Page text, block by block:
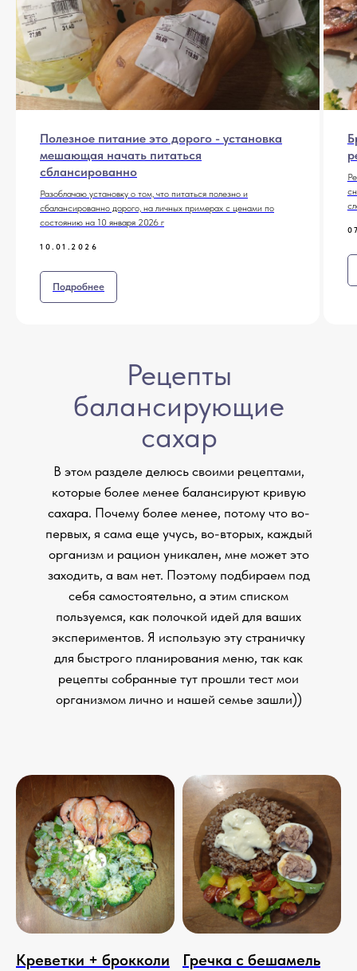
Полезное питание это дорого - установка
мешающая начать питаться
сблансированно
Разоблачаю установку о том, что питаться полезно и
сбалансированно дорого, на личных примерах с ценами по
состоянию на 10 января 2026 г
10.01.2026
Подробнее
Рецепты
балансирующие
сахар
В этом разделе делюсь своими рецептами,
которые более менее балансируют кривую
сахара. Почему более менее, потому что во-
первых, я сама еще учусь, во-вторых, каждый
организм и рацион уникален, мне может это
заходить, а вам нет. Поэтому подбираем под
себя самостоятельно, а этим списком
пользуемся, как полочкой идей для ваших
экспериментов. Я использую эту страничку
для быстрого планирования меню, так как
рецепты собранные тут прошли тест мои
организмом лично и нашей семье зашли))
Креветки + брокколи
Гречка с бешамель